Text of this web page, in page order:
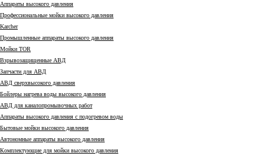
Аппараты высокого давления
Профессиональные мойки высокого давления
Karcher
Промышленные аппараты высокого давления
Мойки TOR
Взрывозащищенные АВД
Запчасти для АВД
АВД сверхвысокого давления
Бойлеры нагрева воды высокого давления
АВД для каналопромывочных работ
Аппараты высокого давления с подогревом воды
Бытовые мойки высокого давления
Автономные аппараты высокого давления
Комплектующие для мойки высокого давления